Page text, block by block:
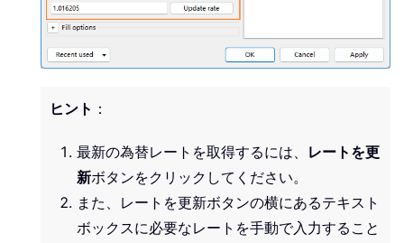
ヒント ：
最新の為替レートを取得するには、 レートを更
新ボタンをクリックしてください。
また、レートを更新ボタンの横にあるテキスト
ボックスに必要なレートを手動で入力すること